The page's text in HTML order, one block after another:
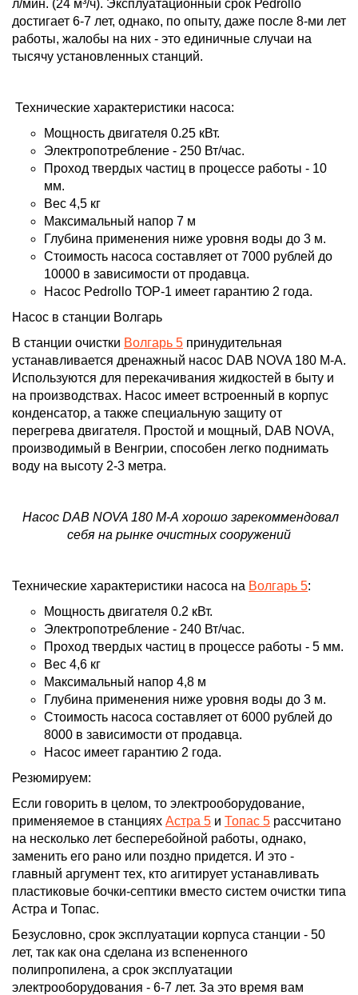
л/мин. (24 м³/ч). Эксплуатационный срок Реdrollo
достигает 6-7 лет, однако, по опыту, даже после 8-ми лет
работы, жалобы на них - это единичные случаи на
тысячу установленных станций.
Технические характеристики насоса:
Мощность двигателя 0.25 кВт.
Электропотребление - 250 Вт/час.
Проход твердых частиц в процессе работы - 10
мм.
Вес 4,5 кг
Максимальный напор 7 м
Глубина применения ниже уровня воды до 3 м.
Стоимость насоса составляет от 7000 рублей до
10000 в зависимости от продавца.
Насос Pedrollo ТОР-1 имеет гарантию 2 года.
Насос в станции Волгарь
В станции очистки Волгарь 5 принудительная
устанавливается дренажный насос DAB NOVA 180 М-А.
Используются для перекачивания жидкостей в быту и
на производствах. Насос имеет встроенный в корпус
конденсатор, а также специальную защиту от
перегрева двигателя. Простой и мощный, DAB NOVA,
производимый в Венгрии, способен легко поднимать
воду на высоту 2-3 метра.
Насос DAB NOVA 180 М-А хорошо зарекоммендовал
себя на рынке очистных сооружений
Технические характеристики насоса на Волгарь 5:
Мощность двигателя 0.2 кВт.
Электропотребление - 240 Вт/час.
Проход твердых частиц в процессе работы - 5 мм.
Вес 4,6 кг
Максимальный напор 4,8 м
Глубина применения ниже уровня воды до 3 м.
Стоимость насоса составляет от 6000 рублей до
8000 в зависимости от продавца.
Насос имеет гарантию 2 года.
Резюмируем:
Если говорить в целом, то электрооборудование,
применяемое в станциях Астра 5 и Топас 5 рассчитано
на несколько лет бесперебойной работы, однако,
заменить его рано или поздно придется. И это -
главный аргумент тех, кто агитирует устанавливать
пластиковые бочки-септики вместо систем очистки типа
Астра и Топас.
Безусловно, срок эксплуатации корпуса станции - 50
лет, так как она сделана из вспененного
полипропилена, а срок эксплуатации
электрооборудования - 6-7 лет. За это время вам